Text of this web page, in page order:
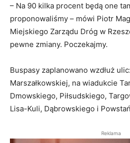
– Na 90 kilka procent będą one
proponowaliśmy – mówi Piotr
Miejskiego Zarządu Dróg w
pewne zmiany. Poczekajmy.
Buspasy zaplanowano wzdłuż
Marszałkowskiej, na wiadukcie
Dmowskiego, Piłsudskiego,
Lisa-Kuli, Dąbrowskiego i
Reklama